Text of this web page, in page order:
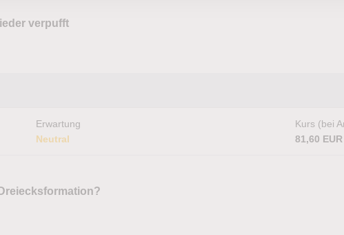
verpufft
Erwartung
Neutral
Kurs (bei
81,60 EUR